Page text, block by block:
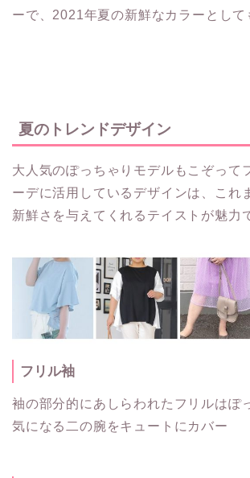
ーで、2021年夏の新鮮なカラーとして
夏のトレンドデザイン
大人気のぽっちゃりモデルもこぞって
ーデに活用しているデザインは、これ
新鮮さを与えてくれるテイストが魅力
フリル袖
袖の部分的にあしらわれたフリルはぽ
気になる二の腕をキュートにカバー